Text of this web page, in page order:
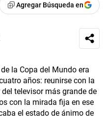
Agregar Búsqueda en
la Copa del Mundo era
años: reunirse con la
televisor más grande de
con la mirada fija en ese
el estado de ánimo de